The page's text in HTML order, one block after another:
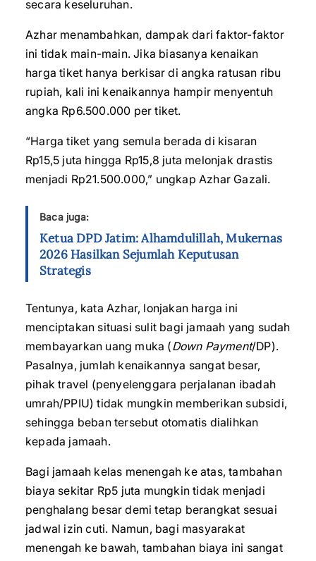
secara keseluruhan.
Azhar menambahkan, dampak dari faktor-faktor
ini tidak main-main. Jika biasanya kenaikan
harga tiket hanya berkisar di angka ratusan ribu
rupiah, kali ini kenaikannya hampir menyentuh
angka Rp6.500.000 per tiket.
“Harga tiket yang semula berada di kisaran
Rp15,5 juta hingga Rp15,8 juta melonjak drastis
menjadi Rp21.500.000,” ungkap Azhar Gazali.
Baca juga:
Ketua DPD Jatim: Alhamdulillah, Mukernas
2026 Hasilkan Sejumlah Keputusan
Strategis
Tentunya, kata Azhar, lonjakan harga ini
menciptakan situasi sulit bagi jamaah yang sudah
membayarkan uang muka (Down Payment/DP).
Pasalnya, jumlah kenaikannya sangat besar,
pihak travel (penyelenggara perjalanan ibadah
umrah/PPIU) tidak mungkin memberikan subsidi,
sehingga beban tersebut otomatis dialihkan
kepada jamaah.
Bagi jamaah kelas menengah ke atas, tambahan
biaya sekitar Rp5 juta mungkin tidak menjadi
penghalang besar demi tetap berangkat sesuai
jadwal izin cuti. Namun, bagi masyarakat
menengah ke bawah, tambahan biaya ini sangat